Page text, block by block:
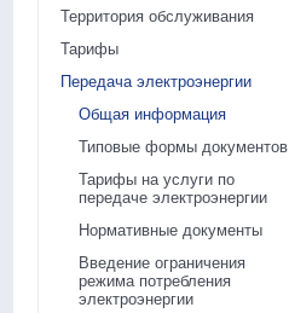
Территория обслуживания
Тарифы
Передача электроэнергии
Общая информация
Типовые формы документов
Тарифы на услуги по
передаче электроэнергии
Нормативные документы
Введение ограничения
режима потребления
электроэнергии